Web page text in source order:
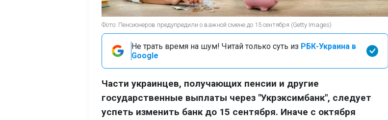
Фото: Пенсионеров предупредили о важной смене до 15 сентября (Getty Images)
Не трать время на шум! Читай только суть из РБК-Украина в
Google
Части украинцев, получающих пенсии и другие
государственные выплаты через "Укрэксимбанк", следует
успеть изменить банк до 15 сентября. Иначе с октября